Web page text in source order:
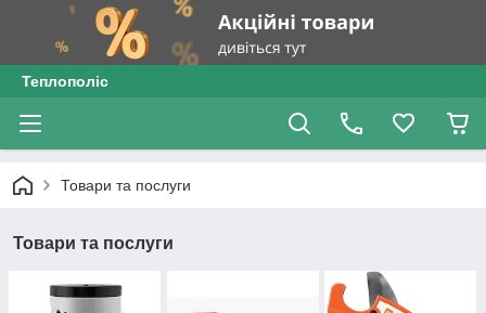
Теплополіс
Товари та послуги
Товари та послуги